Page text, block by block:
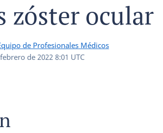
zóster ocular
de Profesionales Médicos
de 2022 8:01 UTC